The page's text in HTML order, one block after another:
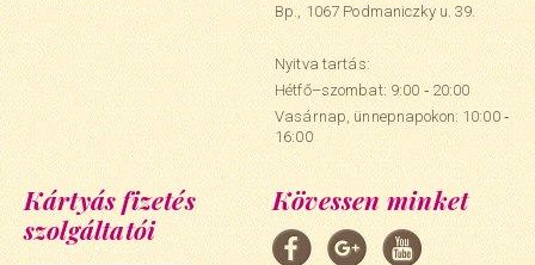
Bp., 1067 Podmaniczky u. 39.
Nyitva tartás:
Hétfő–szombat: 9:00 ‑ 20:00
Vasárnap, ünnepnapokon: 10:00 ‑
16:00
Kártyás fizetés
szolgáltatói
Kövessen minket